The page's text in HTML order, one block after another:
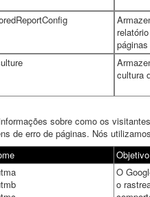
páginas
cultura
sobre como os
de erro de páginas. Nós
Objetivo
O
o